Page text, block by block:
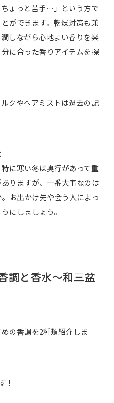
ょっと苦手…」という方で
ができます。乾燥対策も兼
しながら心地よい香りを楽
に合った香りアイテムを探
クやヘアミストは過去の記
に寒い冬は奥行があって重
りますが、一番大事なのは
お出かけ先や会う人によっ
にしましょう。
調と香水～和三盆
の香調を2種類紹介しま
！